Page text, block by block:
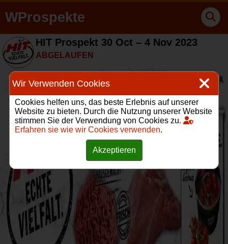
WProspekte
HIT Prospekt 30 Oct – 4 Nov 2023
ABGELAUFEN
Wir Verwenden Cookies
Cookies helfen uns, das beste Erlebnis auf unserer
Website zu bieten. Durch die Nutzung unserer Website
stimmen Sie der Verwendung von Cookies zu.
Erfahren sie wie wir Cookies verwenden.
Akzeptieren